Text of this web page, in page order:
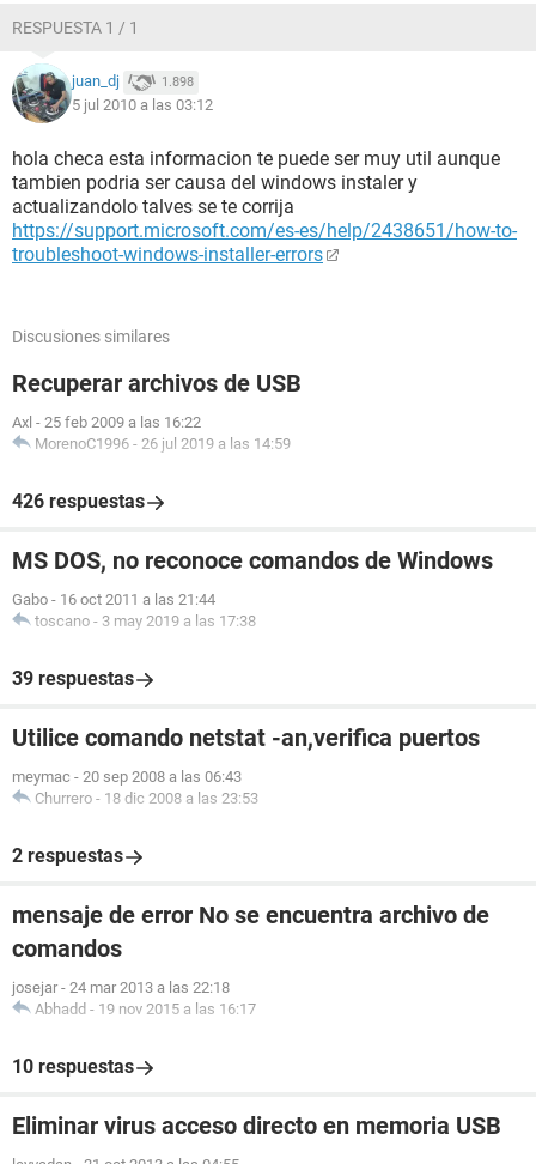
RESPUESTA 1 / 1
juan_dj 1.898
5 jul 2010 a las 03:12
hola checa esta informacion te puede ser muy util aunque
tambien podria ser causa del windows instaler y
actualizandolo talves se te corrija
https://support.microsoft.com/es-es/help/2438651/how-to-
troubleshoot-windows-installer-errors
Discusiones similares
Recuperar archivos de USB
Axl - 25 feb 2009 a las 16:22
MorenoC1996 - 26 jul 2019 a las 14:59
426 respuestas
MS DOS, no reconoce comandos de Windows
Gabo - 16 oct 2011 a las 21:44
toscano - 3 may 2019 a las 17:38
39 respuestas
Utilice comando netstat -an,verifica puertos
meymac - 20 sep 2008 a las 06:43
Churrero - 18 dic 2008 a las 23:53
2 respuestas
mensaje de error No se encuentra archivo de
comandos
josejar - 24 mar 2013 a las 22:18
Abhadd - 19 nov 2015 a las 16:17
10 respuestas
Eliminar virus acceso directo en memoria USB